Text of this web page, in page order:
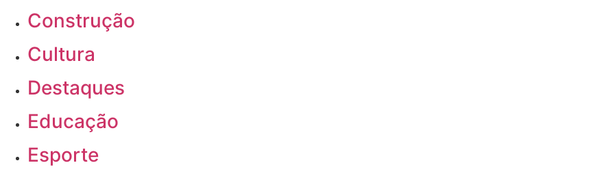
Construção
Cultura
Destaques
Educação
Esporte